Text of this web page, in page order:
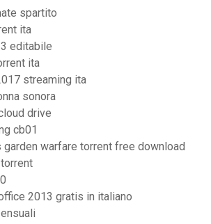
spartito
ita
editabile
ita
streaming ita
sonora
drive
cb01
warfare torrent free download
2013 gratis in italiano